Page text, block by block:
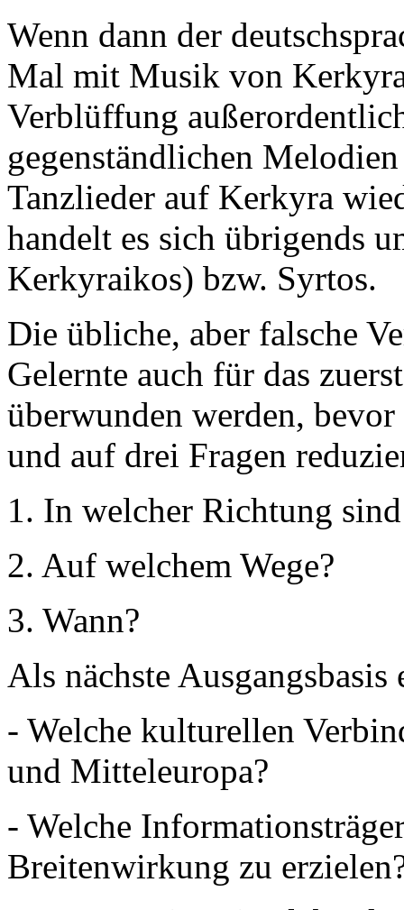
Wenn dann der
Mal mit Musik von
Verblüffung
gegenständlichen
Tanzlieder auf Kerkyra
handelt es sich übrigends
Kerkyraikos) bzw. Syrtos.
Die übliche, aber falsche
Gelernte auch für das
überwunden werden,
und auf drei Fragen
1. In welcher Richtung
2. Auf welchem Wege?
3. Wann?
Als nächste
- Welche kulturellen
und Mitteleuropa?
- Welche
Breitenwirkung zu